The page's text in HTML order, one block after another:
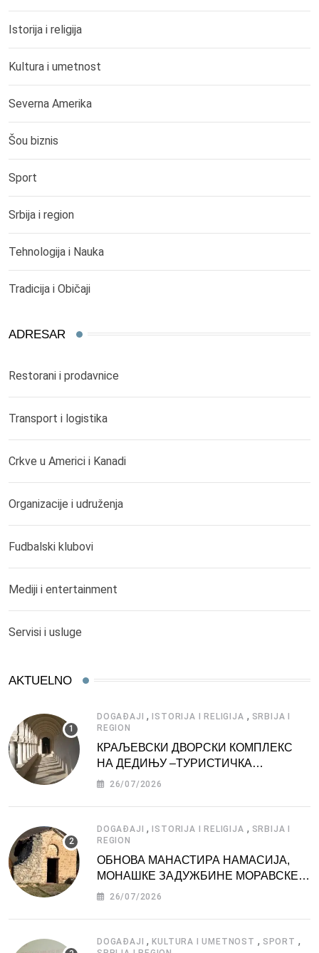
Istorija i religija
Kultura i umetnost
Severna Amerika
Šou biznis
Sport
Srbija i region
Tehnologija i Nauka
Tradicija i Običaji
ADRESAR
Restorani i prodavnice
Transport i logistika
Crkve u Americi i Kanadi
Organizacije i udruženja
Fudbalski klubovi
Mediji i entertainment
Servisi i usluge
AKTUELNO
DOGAĐAJI , ISTORIJA I RELIGIJA , SRBIJA I
REGION
КРАЉЕВСКИ ДВОРСКИ КОМПЛЕКС
НА ДЕДИЊУ –ТУРИСТИЧКА
АТРАКЦИЈА
26/07/2026
DOGAĐAJI , ISTORIJA I RELIGIJA , SRBIJA I
REGION
ОБНОВА МАНАСТИРА НАМАСИЈА,
МОНАШКЕ ЗАДУЖБИНЕ МОРАВСКЕ
СРБИЈЕ
26/07/2026
DOGAĐAJI ,KULTURA I UMETNOST , SPORT ,